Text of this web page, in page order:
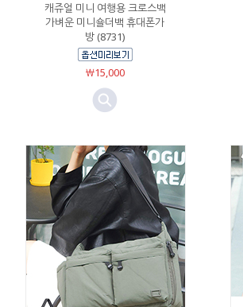
캐쥬얼 미니 여행용 크로스백
가벼운 미니숄더백 휴대폰가
방 (8731)
￦15,000